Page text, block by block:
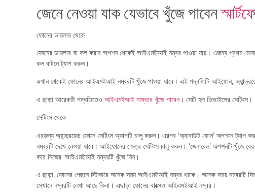
জেনে নেওয়া যাক যেভাবে খুঁজে পাবেন
ফোনের ডায়লার থেকে
ফোনের ডায়লার বা কল করার অপশন থেকেই আইএমইআই নম্বর পাওয়া যায়। এজন্য প্রথম
কল বাটনে ট্যাপ করুন।
এখান থেকেই ফোনের আইএমইআই নম্বরটি খুঁজে পাওয়া যাবে। এই পদ্ধতিটি আইফোন,
এ ছাড়া আরেকটি পদ্ধতিতেও আইএমইআই নাম্ভার খুঁজে পাবেন। সেটি হল ডিভাইসের সেটিংস।
সেটিংস থেকে
এরজন্য অ্যান্ড্রয়েড ফোনে সেটিংস অ্যাপটি চালু করুন। এরপর ‘অ্যাবাউট ফোন’ অপশনে ট্যাপ
নম্বরটি দেখে নেওয়া যাবে। আইফোনের ক্ষেত্র সেটিংস চালু করুন। ‘জেনারেল’ অপশনটি খুঁজে
করে নিজের ‘আইএমইআই নম্বরটি খুঁজে নিন।
এ ছাড়া, ফোনের পেছনে স্টিকারে অনেক সময় আইএমইআই নম্বর থাকে। অনেক সময় নম্বরটি সিম
সেখানে নম্বরটি লেখা আছে কিনা। এছাড়া ফোনের বাক্সেও আইএমইআই নম্বর।